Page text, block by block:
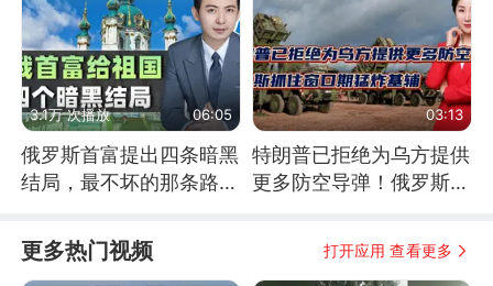
3.1万 次播放 06:05
俄罗斯首富提出四条暗黑
结局，最不坏的那条路是
03:13
特朗普已拒绝为乌方提供
更多防空导弹！俄罗斯抓
更多热门视频 打开应用 查看更多